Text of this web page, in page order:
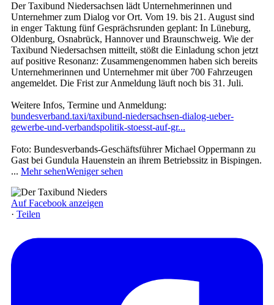
Der Taxibund Niedersachsen lädt Unternehmerinnen und
Unternehmer zum Dialog vor Ort. Vom 19. bis 21. August sind
in enger Taktung fünf Gesprächsrunden geplant: In Lüneburg,
Oldenburg, Osnabrück, Hannover und Braunschweig. Wie der
Taxibund Niedersachsen mitteilt, stößt die Einladung schon jetzt
auf positive Resonanz: Zusammengenommen haben sich bereits
Unternehmerinnen und Unternehmer mit über 700 Fahrzeugen
angemeldet. Die Frist zur Anmeldung läuft noch bis 31. Juli.
Weitere Infos, Termine und Anmeldung:
bundesverband.taxi/taxibund-niedersachsen-dialog-ueber-
gewerbe-und-verbandspolitik-stoesst-auf-gr...
Foto: Bundesverbands-Geschäftsführer Michael Oppermann zu
Gast bei Gundula Hauenstein an ihrem Betriebssitz in Bispingen.
... Mehr sehenWeniger sehen
Auf Facebook anzeigen
· Teilen